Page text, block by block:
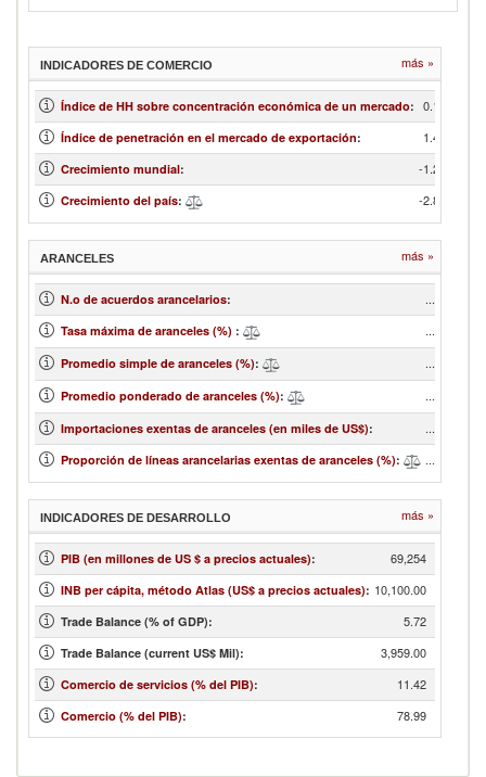
INDICADORES DE COMERCIO más »
Índice de HH sobre concentración económica de un mercado: 0.11
Índice de penetración en el mercado de exportación: 1.42
Crecimiento mundial: -1.24
Crecimiento del país: -2.88
ARANCELES más »
N.o de acuerdos arancelarios: ...
Tasa máxima de aranceles (%) : ...
Promedio simple de aranceles (%): ...
Promedio ponderado de aranceles (%): ...
Importaciones exentas de aranceles (en miles de US$): ...
Proporción de líneas arancelarias exentas de aranceles (%): ...
INDICADORES DE DESARROLLO más »
PIB (en millones de US $ a precios actuales): 69,254
INB per cápita, método Atlas (US$ a precios actuales): 10,100.00
Trade Balance (% of GDP): 5.72
Trade Balance (current US$ Mil): 3,959.00
Comercio de servicios (% del PIB): 11.42
Comercio (% del PIB): 78.99